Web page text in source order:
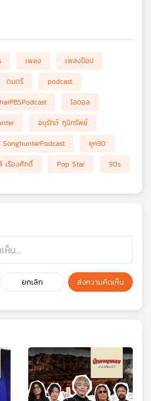
เพลง
เพลงป็อป
ดนตรี
podcast
ไอดอล
อนุรักษ์ ภูมิทรัพย์
SonghunterPodcast
ยุค90
เรืองศักดิ์ Pop Star 90s
ยกเลิก ส่งความคิดเห็น